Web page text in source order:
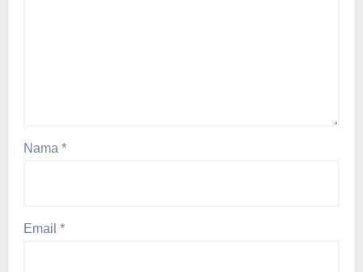
Nama*
Email*